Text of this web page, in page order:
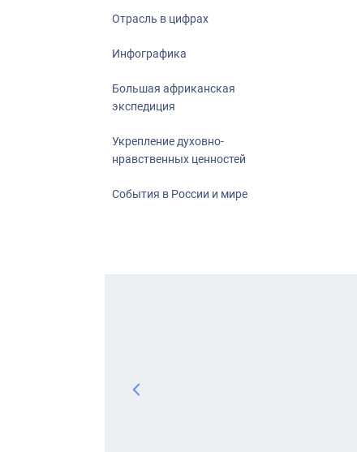
Отрасль в цифрах
Инфографика
Большая африканская
экспедиция
Укрепление духовно-
нравственных ценностей
События в России и мире